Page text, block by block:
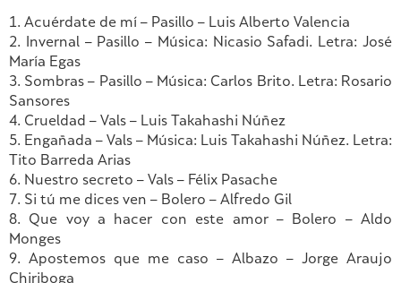
1. Acuérdate de mí – Pasillo – Luis Alberto Valencia
2. Invernal – Pasillo – Música: Nicasio Safadi. Letra: José
María Egas
3. Sombras – Pasillo – Música: Carlos Brito. Letra: Rosario
Sansores
4. Crueldad – Vals – Luis Takahashi Núñez
5. Engañada – Vals – Música: Luis Takahashi Núñez. Letra:
Tito Barreda Arias
6. Nuestro secreto – Vals – Félix Pasache
7. Si tú me dices ven – Bolero – Alfredo Gil
8. Que voy a hacer con este amor – Bolero – Aldo
Monges
9. Apostemos que me caso – Albazo – Jorge Araujo
Chiriboga